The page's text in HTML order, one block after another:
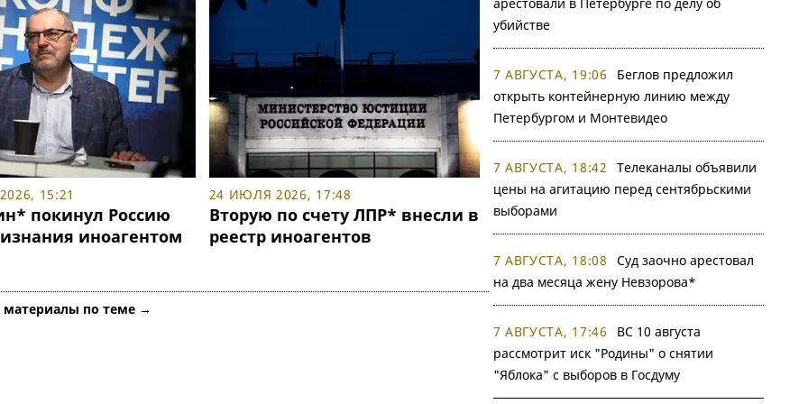
15:21
покинул Россию
иноагентом
24 ИЮЛЯ 2026, 17:48
Вторую по счету ЛПР* внесли в
реестр иноагентов
материалы по теме →
убийстве
7 АВГУСТА, 19:06
Беглов предложил
открыть контейнерную линию между
Петербургом и Монтевидео
7 АВГУСТА, 18:42
Телеканалы объявили
цены на агитацию перед сентябрьскими
выборами
7 АВГУСТА, 18:08
Суд заочно арестовал
на два месяца жену Невзорова*
7 АВГУСТА, 17:46
ВС 10 августа
рассмотрит иск "Родины" о снятии
"Яблока" с выборов в Госдуму